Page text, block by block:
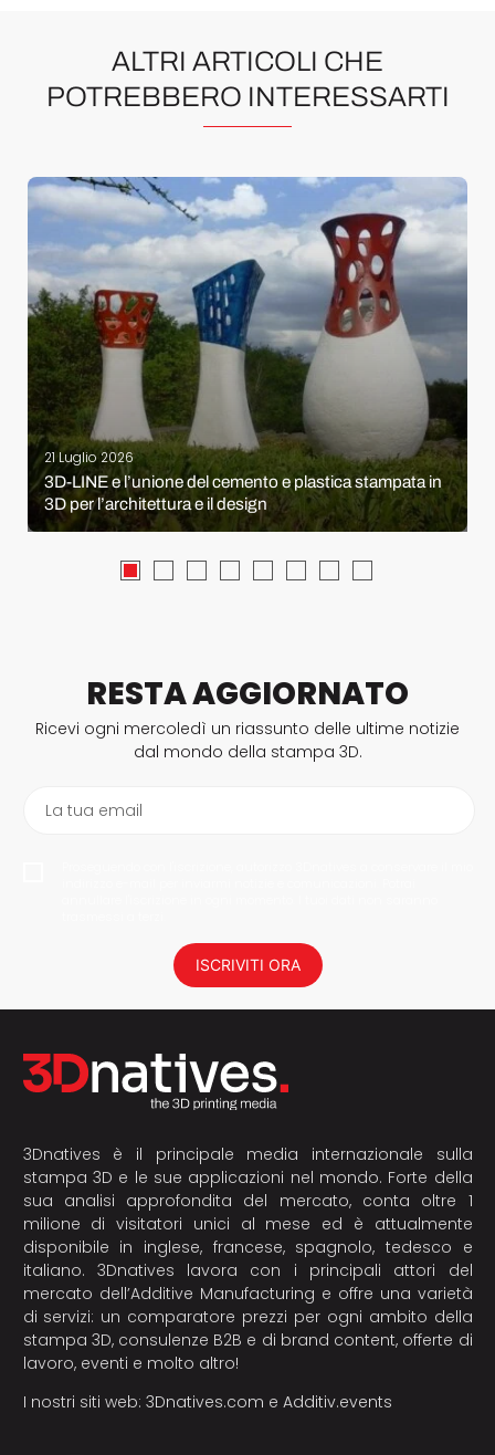
ALTRI ARTICOLI CHE
POTREBBERO INTERESSARTI
21 Luglio 2026
3D-LINE e l’unione del cemento e plastica stampata in
3D per l’architettura e il design
RESTA AGGIORNATO
Ricevi ogni mercoledì un riassunto delle ultime notizie
dal mondo della stampa 3D.
La tua email
ISCRIVITI ORA
3Dnatives è il principale media internazionale sulla
stampa 3D e le sue applicazioni nel mondo. Forte della
sua analisi approfondita del mercato, conta oltre 1
milione di visitatori unici al mese ed è attualmente
disponibile in inglese, francese, spagnolo, tedesco e
italiano. 3Dnatives lavora con i principali attori del
mercato dell’Additive Manufacturing e offre una varietà
di servizi: un comparatore prezzi per ogni ambito della
stampa 3D, consulenze B2B e di brand content, offerte di
lavoro, eventi e molto altro!
I nostri siti web: 3Dnatives.com e Additiv.events